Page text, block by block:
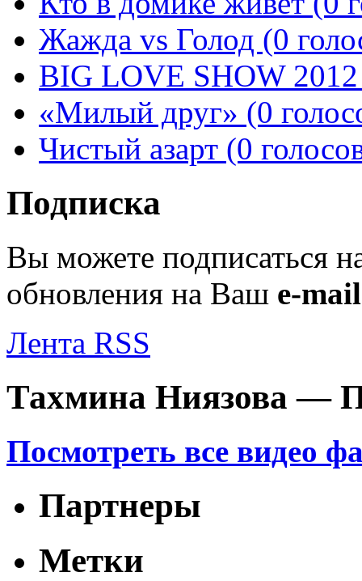
Жажда vs Голод (0
BIG LOVE SHOW 2012
«Милый друг» (0
Чистый азарт (0
Подписка
Вы можете подписаться
обновления на Ваш e-mail
Лента RSS
Тахмина Ниязова —
Посмотреть все видео
Партнеры
Метки